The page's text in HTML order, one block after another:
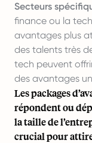
Secteurs
finance ou la
avantages plus
des talents très
tech peuvent
des avantages
Les packages
répondent ou
la taille de
crucial pour